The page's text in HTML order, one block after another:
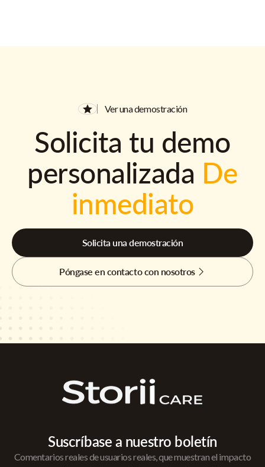
Ver una demostración
Solicita tu demo
personalizada De
inmediato
Solicita una demostración
Póngase en contacto con nosotros
Suscríbase a nuestro boletín
Comentarios reales de usuarios reales, que muestran el impacto